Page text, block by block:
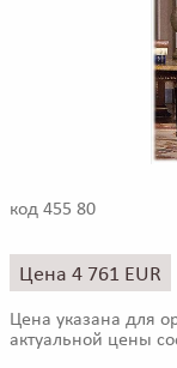
код 455 80
Цена 4 761 EUR
Цена указана для
актуальной цены